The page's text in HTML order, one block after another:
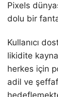
Pixels
dolu bir
Kullanıcı
likidite
herkes için
adil ve şeffaf